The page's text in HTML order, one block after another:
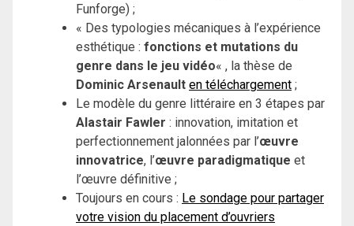
Funforge) ;
« Des typologies mécaniques à l’expérience
esthétique : fonctions et mutations du
genre dans le jeu vidéo« , la thèse de
Dominic Arsenault en téléchargement ;
Le modèle du genre littéraire en 3 étapes par
Alastair Fawler : innovation, imitation et
perfectionnement jalonnées par l’œuvre
innovatrice, l’œuvre paradigmatique et
l’œuvre définitive ;
Toujours en cours : Le sondage pour partager
votre vision du placement d’ouvriers